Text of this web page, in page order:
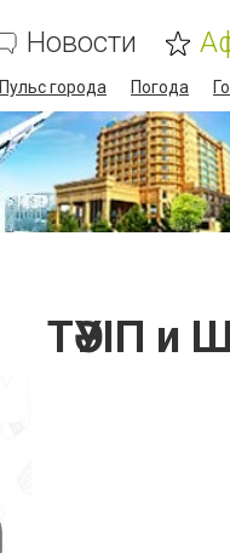
Новости
Пульс города Погода
ТӘУІП и